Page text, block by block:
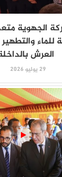
الجهوية
للماء
العرش
29 يوليو 2026